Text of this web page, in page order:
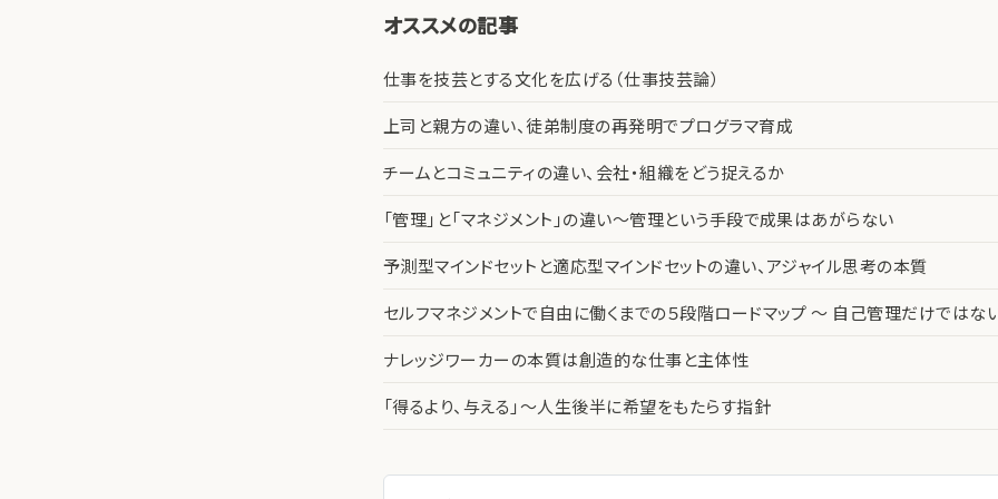
オススメの記事
仕事を技芸とする文化を広げる（仕事技芸論）
上司と親方の違い、徒弟制度の再発明でプログラマ育成
チームとコミュニティの違い、会社・組織をどう捉えるか
「管理」と「マネジメント」の違い〜管理という手段で成果はあがらない
予測型マインドセットと適応型マインドセットの違い、アジャイル思考の本質
セルフマネジメントで自由に働くまでの５段階ロードマップ 〜 自己管理だけではな
ナレッジワーカーの本質は創造的な仕事と主体性
「得るより、与える」〜人生後半に希望をもたらす指針